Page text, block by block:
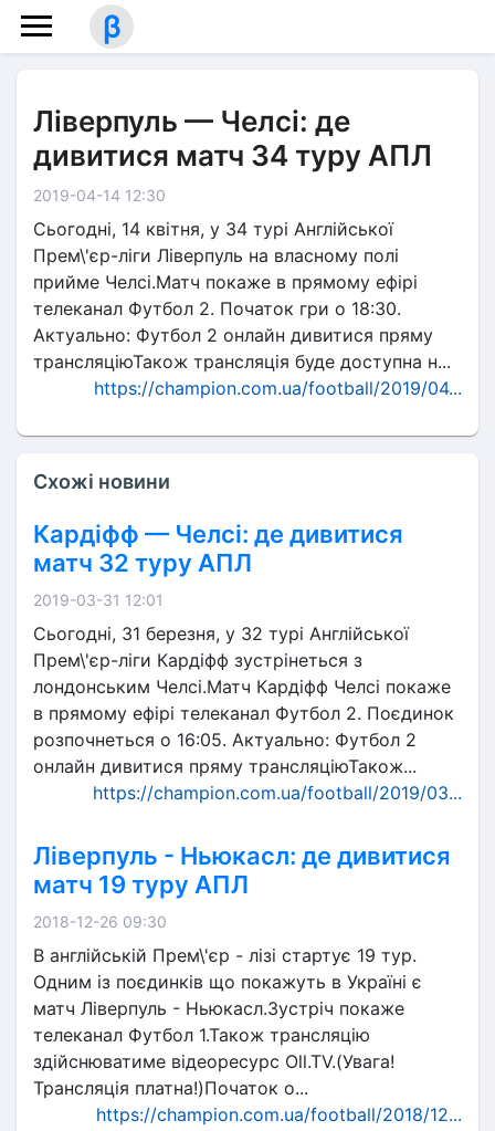
β
Ліверпуль — Челсі: де
дивитися матч 34 туру АПЛ
2019-04-14 12:30
Сьогодні, 14 квітня, у 34 турі Англійської
Прем\'єр-ліги Ліверпуль на власному полі
прийме Челсі.Матч покаже в прямому ефірі
телеканал Футбол 2. Початок гри о 18:30.
Актуально: Футбол 2 онлайн дивитися пряму
трансляціюТакож трансляція буде доступна н...
https://champion.com.ua/football/2019/04...
Схожі новини
Кардіфф — Челсі: де дивитися
матч 32 туру АПЛ
2019-03-31 12:01
Сьогодні, 31 березня, у 32 турі Англійської
Прем\'єр-ліги Кардіфф зустрінеться з
лондонським Челсі.Матч Кардіфф Челсі покаже
в прямому ефірі телеканал Футбол 2. Поєдинок
розпочнеться о 16:05. Актуально: Футбол 2
онлайн дивитися пряму трансляціюТакож...
https://champion.com.ua/football/2019/03...
Ліверпуль - Ньюкасл: де дивитися
матч 19 туру АПЛ
2018-12-26 09:30
В англійській Прем\'єр - лізі стартує 19 тур.
Одним із поєдинків що покажуть в Україні є
матч Ліверпуль - Ньюкасл.Зустріч покаже
телеканал Футбол 1.Також трансляцію
здійснюватиме відеоресурс Oll.TV.(Увага!
Трансляція платна!)Початок о...
https://champion.com.ua/football/2018/12...